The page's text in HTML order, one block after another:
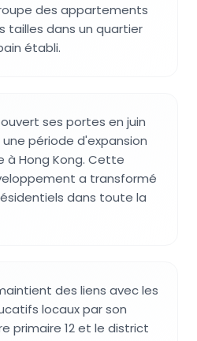
des appartements
tailles dans un quartier
établi.
ses portes en juin
période d'expansion
à Hong Kong. Cette
a transformé
dans toute la
des liens avec les
locaux par son
primaire 12 et le district